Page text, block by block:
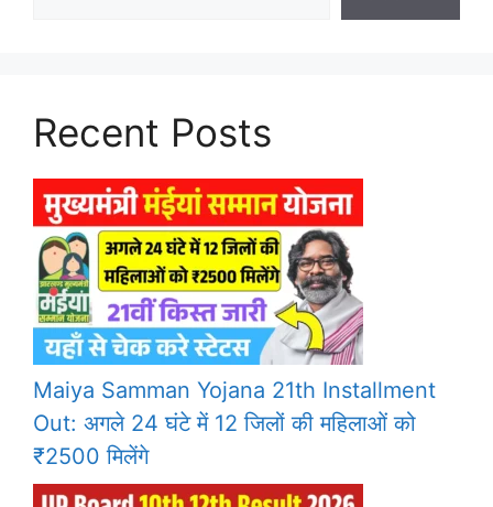
Recent Posts
Maiya Samman Yojana 21th Installment
Out: अगले 24 घंटे में 12 जिलों की महिलाओं को
₹2500 मिलेंगे